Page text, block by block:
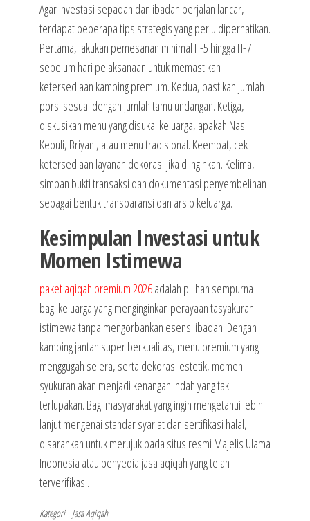
Agar investasi sepadan dan ibadah berjalan lancar,
terdapat beberapa tips strategis yang perlu diperhatikan.
Pertama, lakukan pemesanan minimal H-5 hingga H-7
sebelum hari pelaksanaan untuk memastikan
ketersediaan kambing premium. Kedua, pastikan jumlah
porsi sesuai dengan jumlah tamu undangan. Ketiga,
diskusikan menu yang disukai keluarga, apakah Nasi
Kebuli, Briyani, atau menu tradisional. Keempat, cek
ketersediaan layanan dekorasi jika diinginkan. Kelima,
simpan bukti transaksi dan dokumentasi penyembelihan
sebagai bentuk transparansi dan arsip keluarga.
Kesimpulan Investasi untuk
Momen Istimewa
paket aqiqah premium 2026adalah pilihan sempurna
bagi keluarga yang menginginkan perayaan tasyakuran
istimewa tanpa mengorbankan esensi ibadah. Dengan
kambing jantan super berkualitas, menu premium yang
menggugah selera, serta dekorasi estetik, momen
syukuran akan menjadi kenangan indah yang tak
terlupakan. Bagi masyarakat yang ingin mengetahui lebih
lanjut mengenai standar syariat dan sertifikasi halal,
disarankan untuk merujuk pada situs resmi Majelis Ulama
Indonesia atau penyedia jasa aqiqah yang telah
terverifikasi.
Kategori Jasa Aqiqah